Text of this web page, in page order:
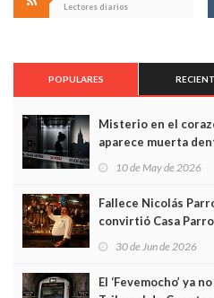
Lectores diarios
POPULARES
Misterio en el
aparece muerta
edificio y las
10 de May de 2026
Fallece Nicolás
convirtió Casa
Asturias en Madrid
30 de Jun de 2026
El ‘Fevemocho’ ya